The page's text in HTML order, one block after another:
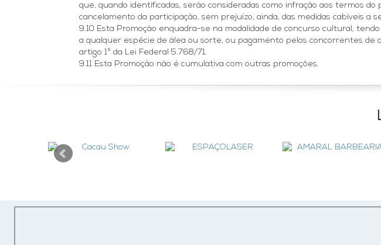
que, quando identificadas, serão consideradas como infração aos termos
cancelamento da participação, sem prejuízo, ainda, das medidas cabíveis
9.10 Esta Promoção enquadra-se na modalidade de concurso cultural,
a qualquer espécie de álea ou sorte, ou pagamento pelos concorrentes
artigo 1º da Lei Federal 5.768/71.
9.11 Esta Promoção não é cumulativa com outras promoções.